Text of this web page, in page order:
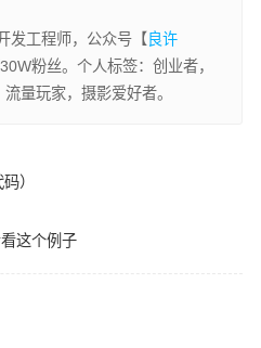
发工程师，公众号【 良许
粉丝。个人标签：创业者，
量玩家，摄影爱好者。
）
这个例子